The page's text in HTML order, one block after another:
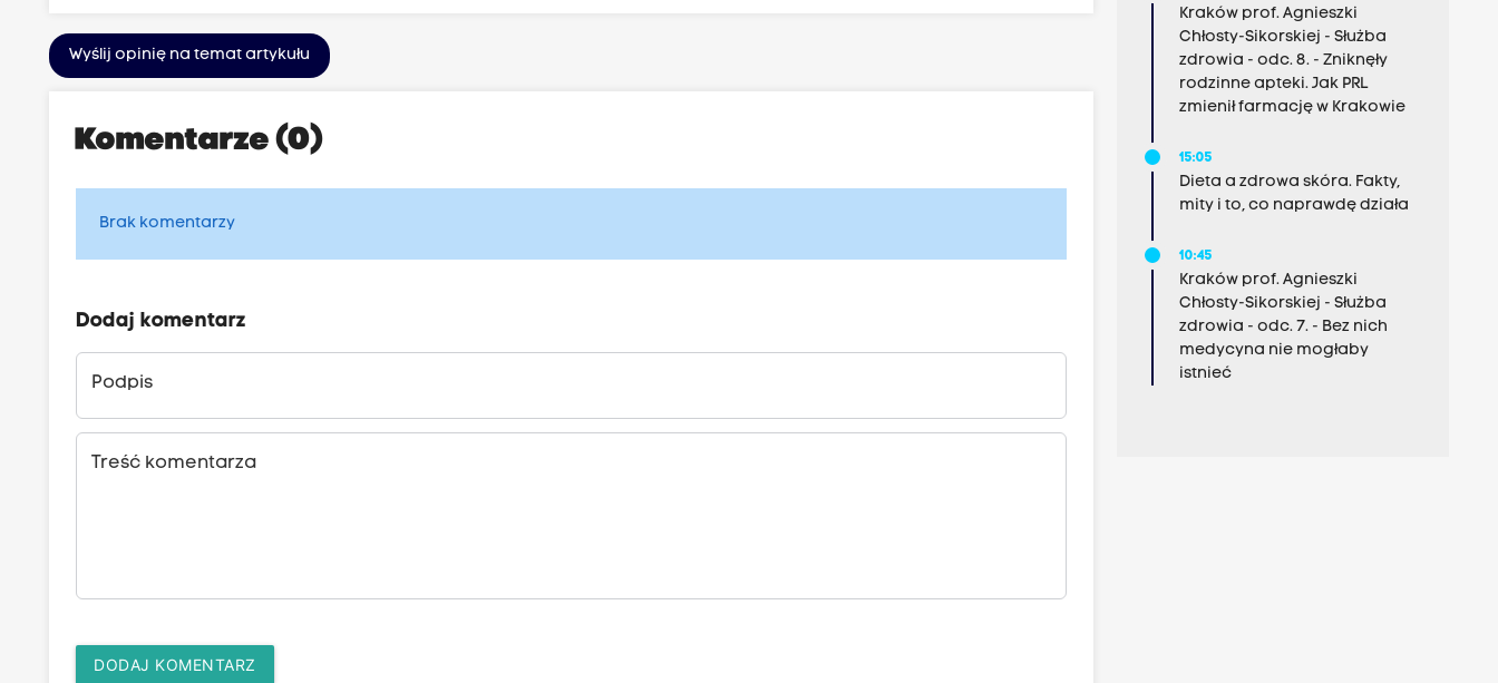
Wyślij opinię na temat artykułu
Komentarze (0)
Brak komentarzy
Dodaj komentarz
Podpis
Treść komentarza
DODAJ KOMENTARZ
Kraków prof. Agnieszki
Chłosty-Sikorskiej - Służba
zdrowia - odc. 8. - Zniknęły
rodzinne apteki. Jak PRL
zmienił farmację w Krakowie
15:05
Dieta a zdrowa skóra. Fakty,
mity i to, co naprawdę działa
10:45
Kraków prof. Agnieszki
Chłosty-Sikorskiej - Służba
zdrowia - odc. 7. - Bez nich
medycyna nie mogłaby
istnieć